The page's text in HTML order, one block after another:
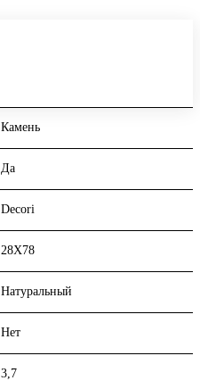
Камень
Да
Decori
28X78
Натуральный
Нет
3,7